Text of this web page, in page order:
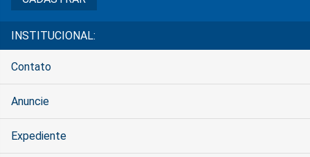
INSTITUCIONAL:
Contato
Anuncie
Expediente